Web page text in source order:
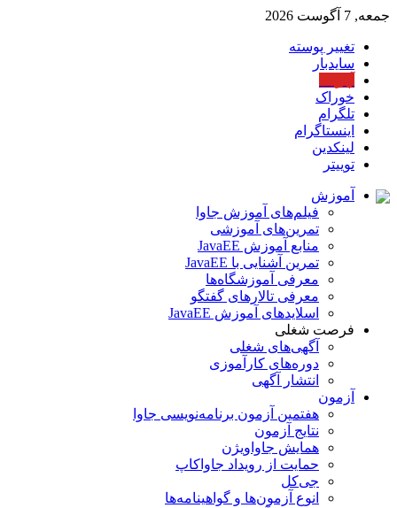
جمعه, 7 آگوست 2026
تغییر پوسته
سایدبار
خوراک
تلگرام
اینستاگرام
لینکدین
توییتر
آموزش
فیلم‌های آموزش جاوا
تمرین‌های آموزشی
منابع آموزش JavaEE
تمرین آشنایی با JavaEE
معرفی آموزشگاه‌ها
معرفی تالارهای گفتگو
اسلایدهای آموزش JavaEE
فرصت شغلی
آگهی‌های شغلی
دوره‌های کارآموزی
انتشار آگهی
آزمون
هفتمین آزمون برنامه‌نویسی جاوا
نتایج آزمون
همایش جاواویژن
حمایت از رویداد جاواکاپ
جی‌کل
انوع آزمون‌ها و گواهینامه‌ها